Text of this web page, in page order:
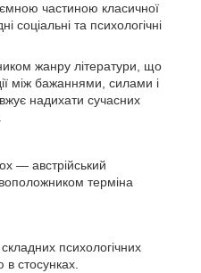
частиною класичної
соціальні та психологічні
жанру літератури, що
між бажаннями, силами і
надихати сучасних
— австрійський
терміна
психологічних
стосунках.